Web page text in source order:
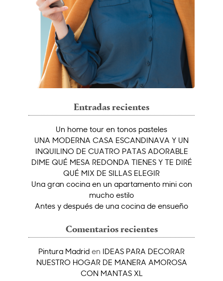
Entradas recientes
Un home tour en tonos pasteles
UNA MODERNA CASA ESCANDINAVA Y UN
INQUILINO DE CUATRO PATAS ADORABLE
DIME QUÉ MESA REDONDA TIENES Y TE DIRÉ
QUÉ MIX DE SILLAS ELEGIR
Una gran cocina en un apartamento mini con
mucho estilo
Antes y después de una cocina de ensueño
Comentarios recientes
Pintura Madrid en IDEAS PARA DECORAR
NUESTRO HOGAR DE MANERA AMOROSA
CON MANTAS XL